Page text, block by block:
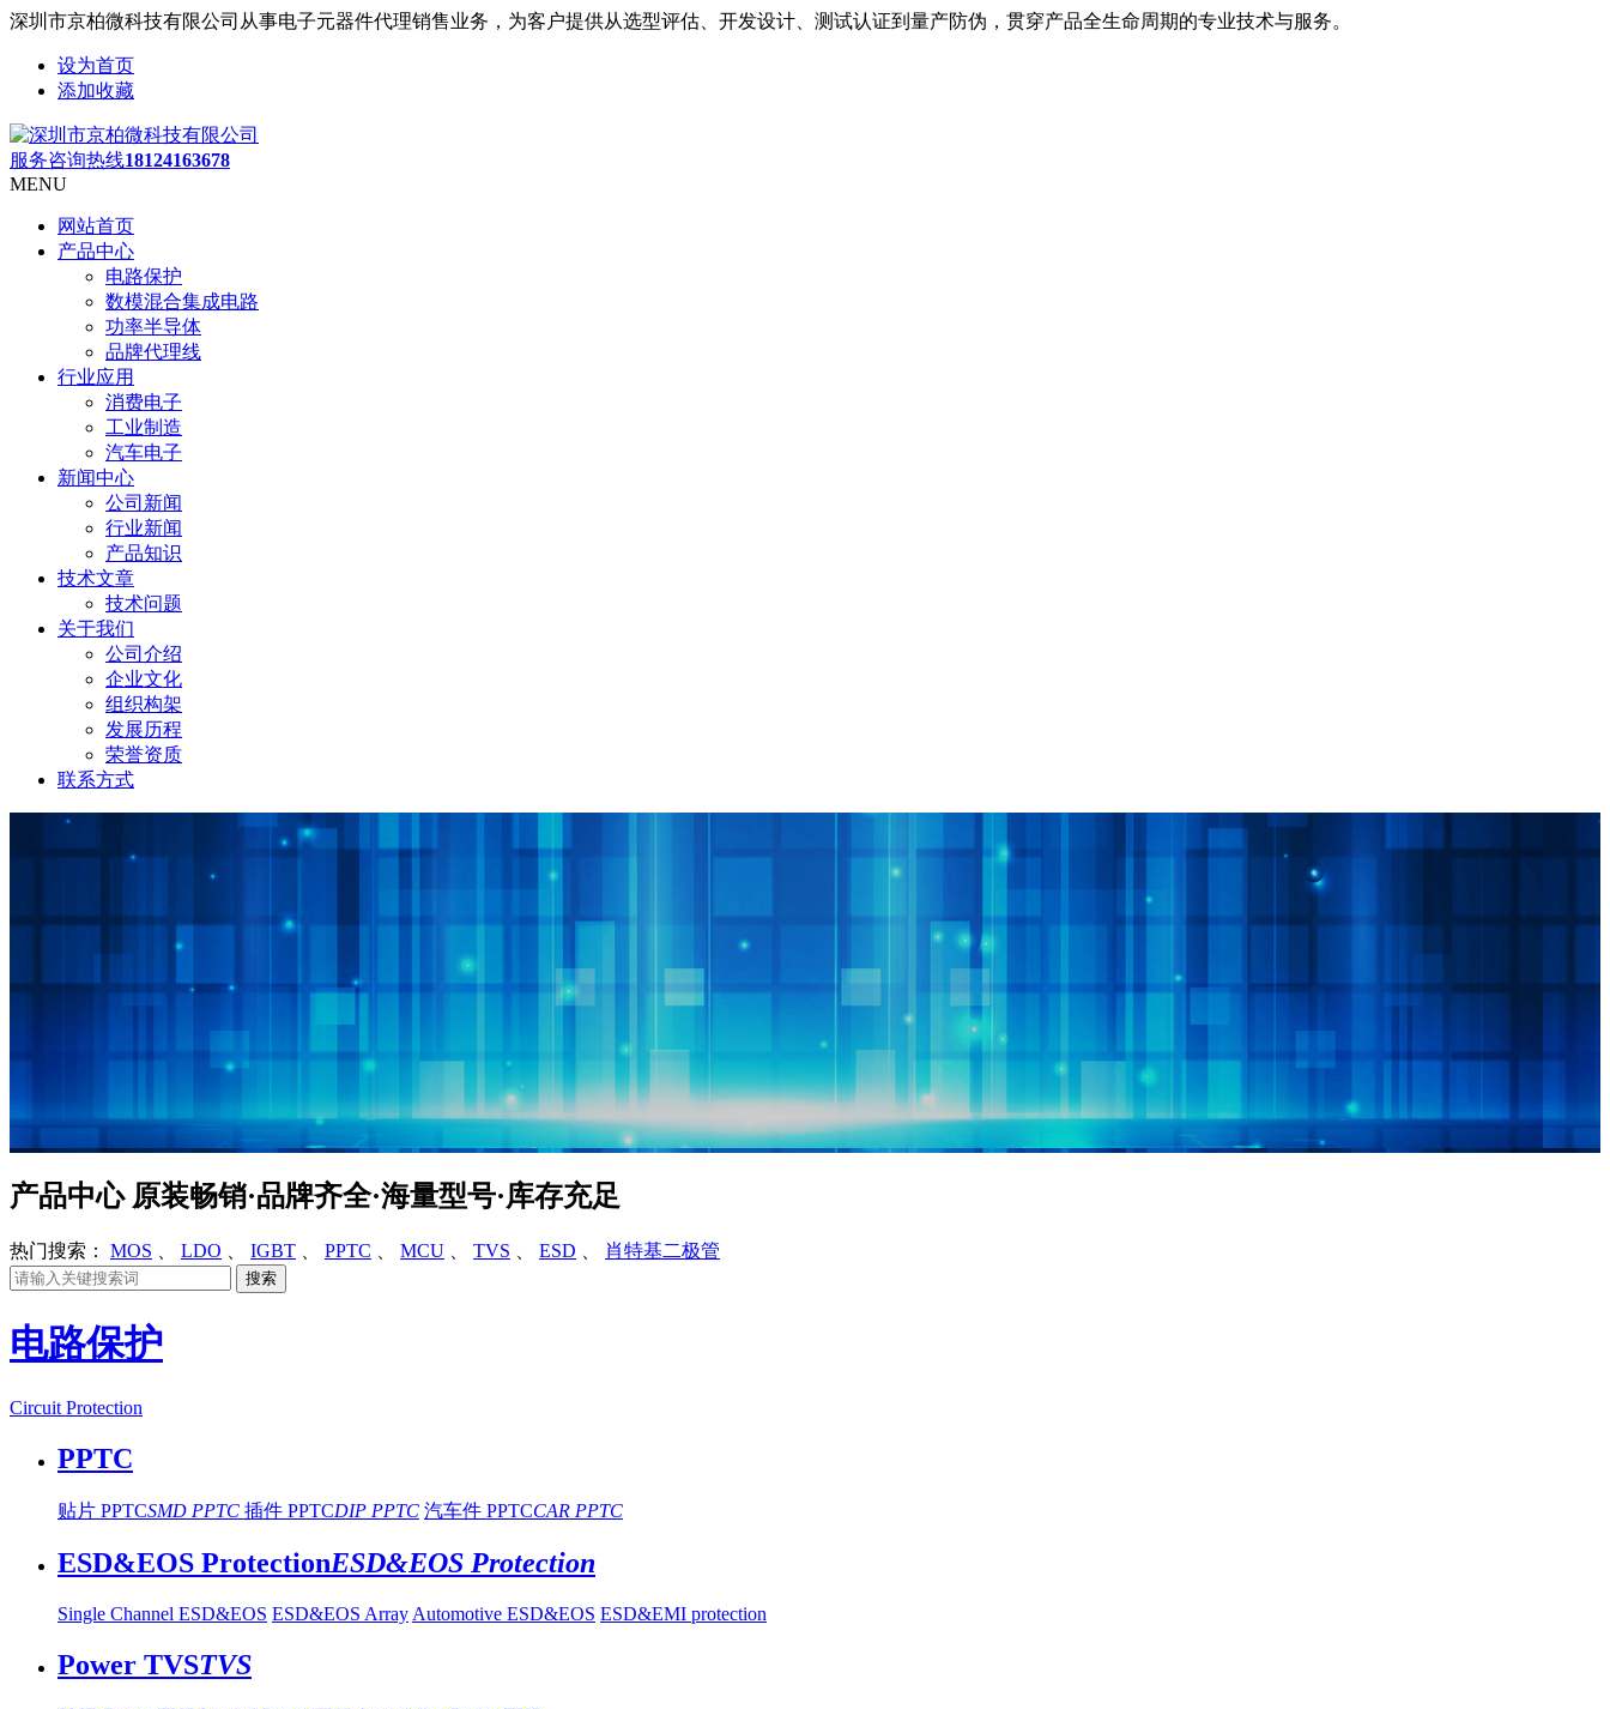
深圳市京柏微科技有限公司从事电子元器件代理销售业务，为客户提供从选型评估、开发设计、测试认证到量产防伪，贯穿产品全生命周期的专业技术与服务。
设为首页
添加收藏
服务咨询热线18124163678
MENU
网站首页
产品中心
电路保护
数模混合集成电路
功率半导体
品牌代理线
行业应用
消费电子
工业制造
汽车电子
新闻中心
公司新闻
行业新闻
产品知识
技术文章
技术问题
关于我们
公司介绍
企业文化
组织构架
发展历程
荣誉资质
联系方式
产品中心原装畅销·品牌齐全·海量型号·库存充足
热门搜索： MOS LDO IGBT PPTC MCU TVS ESD 肖特基二极管
电路保护
Circuit Protection
PPTC
贴片 PPTCSMD PPTC 插件 PPTCDIP PPTC 汽车件 PPTCCAR PPTC
ESD&EOS ProtectionESD&EOS Protection
Single Channel ESD&EOS ESD&EOS Array Automotive ESD&EOS ESD&EMI protection
Power TVSTVS